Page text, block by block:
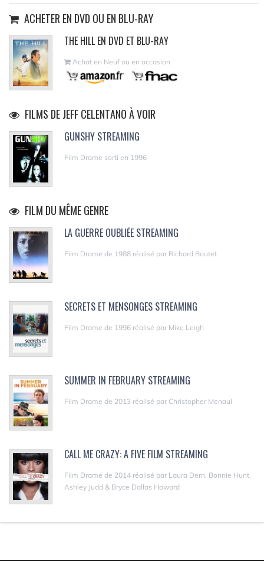
ACHETER EN DVD OU EN BLU-RAY
THE HILL EN DVD ET BLU-RAY
Achat en Neuf ou en occasion
FILMS DE JEFF CELENTANO À VOIR
GUNSHY STREAMING
Film Drame sorti en 1996
FILM DU MÊME GENRE
LA GUERRE OUBLIÉE STREAMING
Film Drame de 1988 réalisé par Richard Boutet
SECRETS ET MENSONGES STREAMING
Film Drame de 1996 réalisé par Mike Leigh
SUMMER IN FEBRUARY STREAMING
Film Drame de 2013 réalisé par Christopher Menaul
CALL ME CRAZY: A FIVE FILM STREAMING
Film Drame de 2014 réalisé par Laura Dern, Bonnie Hunt,
Ashley Judd & Bryce Dallas Howard